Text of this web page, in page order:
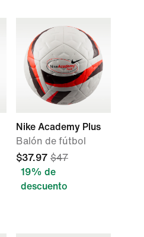
Nike Academy Plus
Balón de fútbol
$37.97 $47
19% de
descuento